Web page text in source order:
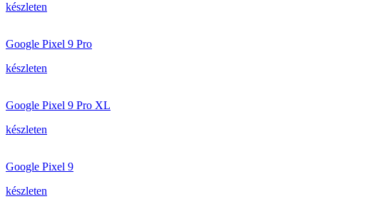
készleten
Google Pixel 9 Pro
készleten
Google Pixel 9 Pro XL
készleten
Google Pixel 9
készleten